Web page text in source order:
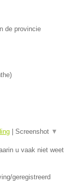
de provincie
)
Screenshot ▼
u vaak niet weet
geregistreerd